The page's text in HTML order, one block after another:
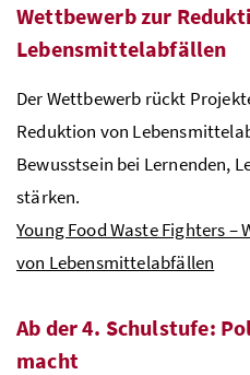
Wettbewerb zur
Lebensmittelabfällen
Der Wettbewerb rückt
Reduktion von
Bewusstsein bei Lernenden,
stärken.
Young Food Waste Fighters
von Lebensmittelabfällen
Ab der 4. Schulstufe:
macht